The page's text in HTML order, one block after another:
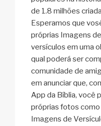
de 1.8 milhões
Esperamos que
próprias Imagens
versículos em uma
qual poderá ser
comunidade de
em anunciar que,
App da Bíblia, você
próprias fotos como
Imagens de